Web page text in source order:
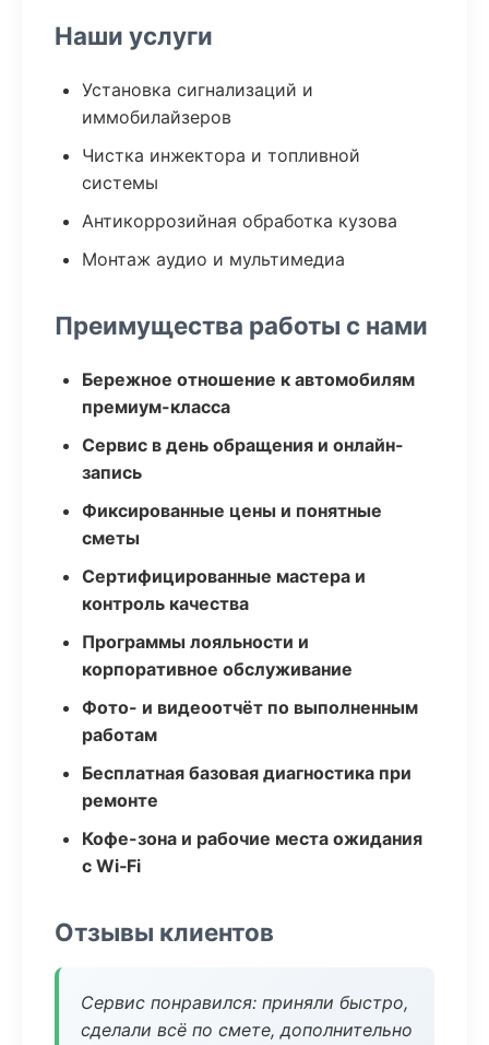
Наши услуги
Установка сигнализаций и
иммобилайзеров
Чистка инжектора и топливной
системы
Антикоррозийная обработка кузова
Монтаж аудио и мультимедиа
Преимущества работы с нами
Бережное отношение к автомобилям
премиум-класса
Сервис в день обращения и онлайн-
запись
Фиксированные цены и понятные
сметы
Сертифицированные мастера и
контроль качества
Программы лояльности и
корпоративное обслуживание
Фото- и видеоотчёт по выполненным
работам
Бесплатная базовая диагностика при
ремонте
Кофе-зона и рабочие места ожидания
с Wi‑Fi
Отзывы клиентов
Сервис понравился: приняли быстро,
сделали всё по смете, дополнительно